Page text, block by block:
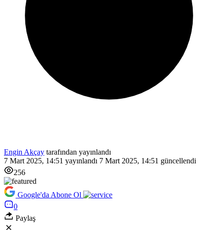
Engin Akçay tarafından yayınlandı
7 Mart 2025, 14:51 yayınlandı 7 Mart 2025, 14:51 güncellendi
256
Google'da Abone Ol
0
Paylaş